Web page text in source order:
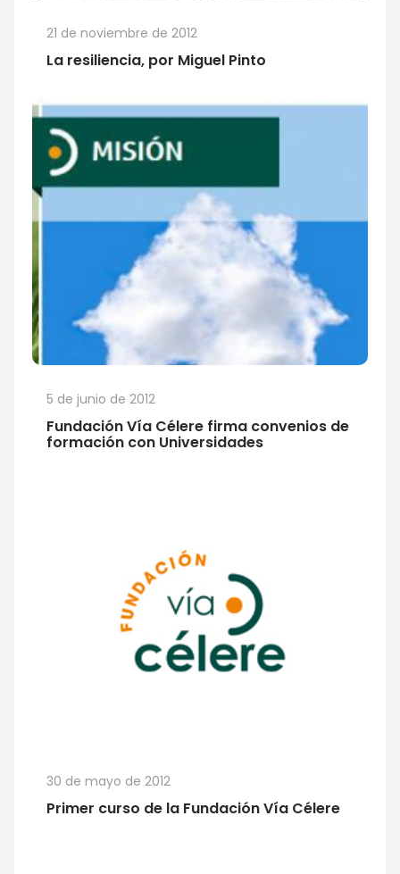
La resiliencia, por Miguel Pinto
21 de noviembre de 2012
Fundación Vía Célere firma convenios de
formación con Universidades
5 de junio de 2012
Primer curso de la Fundación Vía Célere
30 de mayo de 2012